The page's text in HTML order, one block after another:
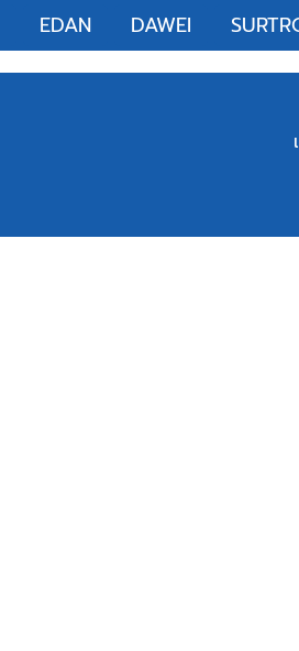
EDAN DAWEI